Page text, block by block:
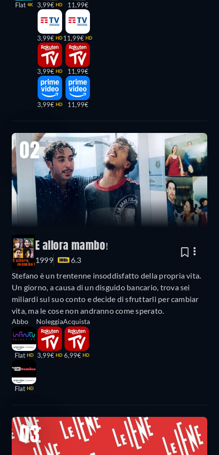
Flat 4K 3,99€ HD
3,99€ HD
3,99€ HD
3,99€ HD
11,99€
11,99€ HD
11,99€
11,99€
02
E allora mambo!
1999
6.3
Stefano è un trentenne insoddisfatto della propria vita.
Un giorno, a causa di un disguido bancario, trova sei
miliardi sul suo conto e decide di sfruttarli per cambiar
vita, ma le cose non andranno come sperato.
Abbo
Flat HD
Flat HD
Noleggia
3,99€ HD
Acquista
6,99€ HD
03